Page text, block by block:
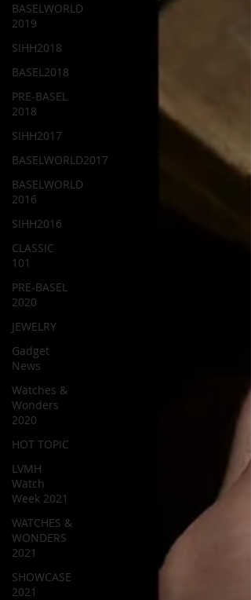
BASELWORLD
2019
SIHH2018
BASEL2018
PRE-BASEL
2018
SIHH2017
BASELWORLD2017
BASELWORLD
2016
SIHH2016
CLASSIC
101
PRE-BASEL
2020
JEWELRY
Gadget
News
Watches &
Wonders
2020
HOT TOPIC
LVMH
Watch
Week 2021
WATCHES &
WONDERS
2021
SHOWCASE
2021